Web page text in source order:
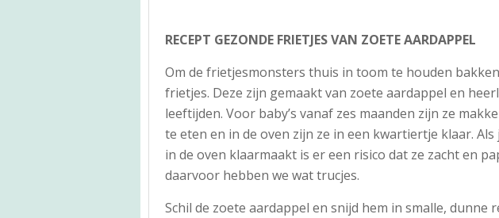
RECEPT GEZONDE FRIETJES VAN ZOETE AARDAPPEL
Om de frietjesmonsters thuis in toom te houden
frietjes. Deze zijn gemaakt van zoete aardappel en
leeftijden. Voor baby’s vanaf zes maanden zijn ze
te eten en in de oven zijn ze in een kwartiertje klaar.
in de oven klaarmaakt is er een risico dat ze zacht en
daarvoor hebben we wat trucjes.
Schil de zoete aardappel en snijd hem in smalle, dunne